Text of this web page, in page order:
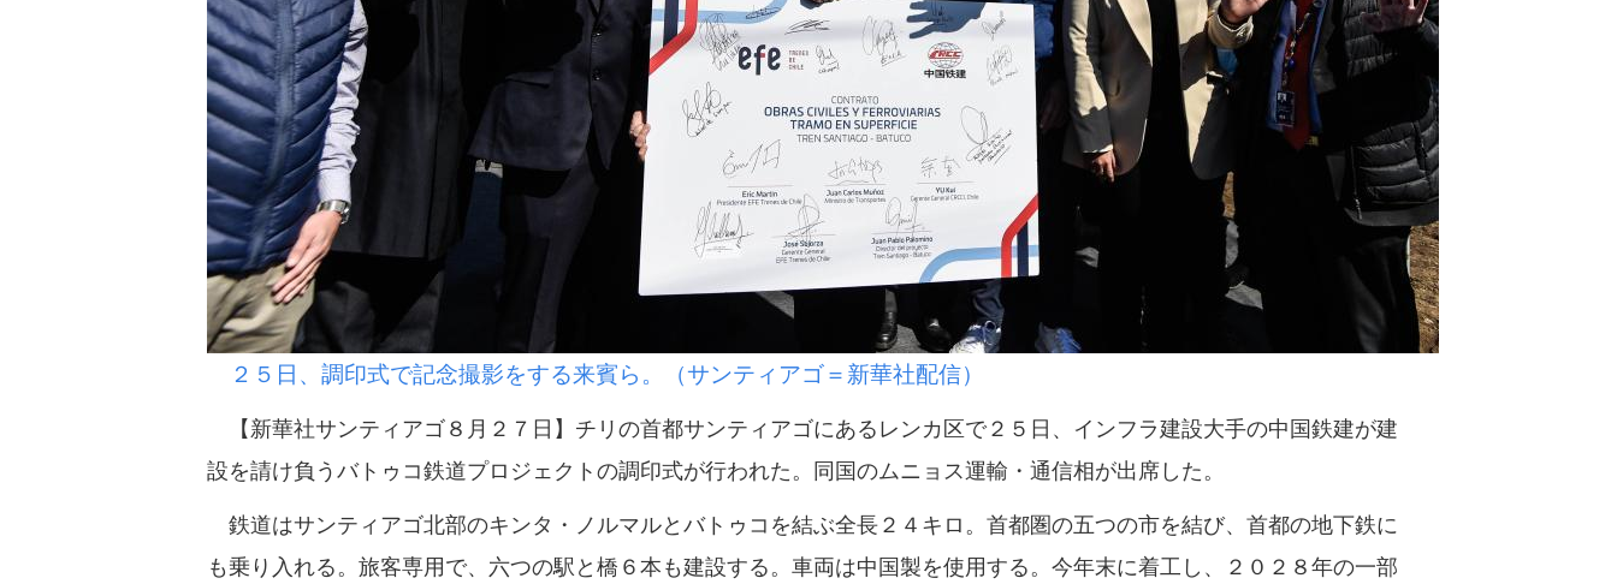
２５日、調印式で記念撮影をする来賓ら。（サンティアゴ＝新華社配信）
【新華社サンティアゴ８月２７日】チリの首都サンティアゴにあるレンカ区で２５日、インフラ建設大手の中国鉄建が建
設を請け負うバトゥコ鉄道プロジェクトの調印式が行われた。同国のムニョス運輸・通信相が出席した。
鉄道はサンティアゴ北部のキンタ・ノルマルとバトゥコを結ぶ全長２４キロ。首都圏の五つの市を結び、首都の地下鉄に
も乗り入れる。旅客専用で、六つの駅と橋６本も建設する。車両は中国製を使用する。今年末に着工し、２０２８年の一部